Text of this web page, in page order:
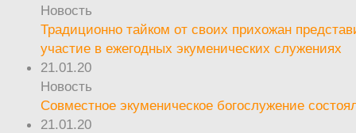
Новость
Традиционно тайком от своих прихожан
участие в ежегодных экуменических служениях
21.01.20
Новость
Совместное экуменическое богослужение
21.01.20